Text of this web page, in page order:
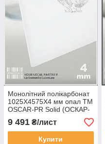
Монолітний полікарбонат
1025Х4575Х4 мм опал TM
OSCAR-PR Solid (ОСКАР-
Преміум) Сербія
9 491 ₴/лист
Купити